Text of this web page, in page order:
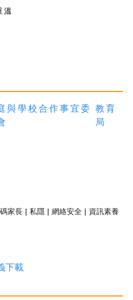
溫
與學校合作事宜委 教育
局
家長 | 私隱 | 網絡安全 | 資訊素養
下載